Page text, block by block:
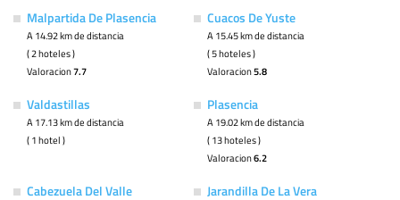
Malpartida De Plasencia
A 14.92 km de distancia
( 2 hoteles )
Valoracion7.7
Cuacos De Yuste
A 15.45 km de distancia
( 5 hoteles )
Valoracion5.8
Valdastillas
A 17.13 km de distancia
( 1 hotel )
Plasencia
A 19.02 km de distancia
( 13 hoteles )
Valoracion6.2
Cabezuela Del Valle Jarandilla De La Vera